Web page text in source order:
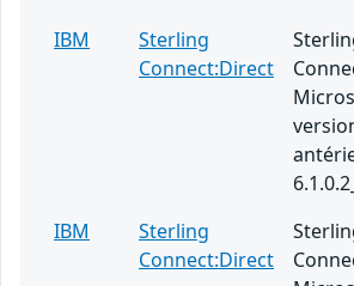
IBM
Sterling
Connect:Direct
IBM
Sterling
Connect:Direct